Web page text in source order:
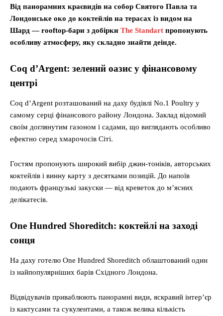
Від панорамних краєвидів на собор Святого Павла та
Лондонське око до коктейлів на терасах із видом на
Шард — rooftop-бари з добірки Тhe Standart пропонують
особливу атмосферу, яку складно знайти деінде.
Coq d’Argent: зелений оазис у фінансовому
центрі
Coq d’Argent розташований на даху будівлі No.1 Poultry у
самому серці фінансового району Лондона. Заклад відомий
своїм доглянутим газоном і садами, що виглядають особливо
ефектно серед хмарочосів Сіті.
Гостям пропонують широкий вибір джин-тоніків, авторських
коктейлів і винну карту з десятками позицій. До напоїв
подають французькі закуски — від креветок до м’ясних
делікатесів.
One Hundred Shoreditch: коктейлі на заході
сонця
На даху готелю One Hundred Shoreditch облаштований один
із найпопулярніших барів Східного Лондона.
Відвідувачів приваблюють панорамні види, яскравий інтер’єр
із кактусами та сукулентами, а також велика кількість